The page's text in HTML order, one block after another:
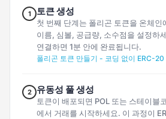
1 토큰 생성
첫 번째 단계는 폴리곤 토큰을 온체인
이름, 심볼, 공급량, 소수점을 설정하
연결하면 1분 안에 완료됩니다.
폴리곤 토큰 만들기 - 코딩 없이 ERC-20
2 유동성 풀 생성
토큰이 배포되면 POL 또는 스테이블
에서 거래를 시작하세요. 이 과정이